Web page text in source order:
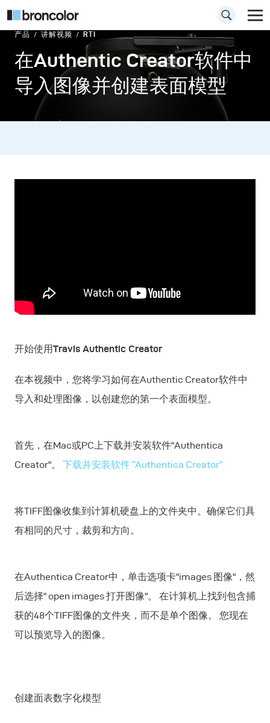
产品 讲解视频 RTI
在Authentic Creator软件中
导入图像并创建表面模型
开始使用Travis Authentic Creator
在本视频中，您将学习如何在Authentic Creator软件中
导入和处理图像，以创建您的第一个表面模型。
首先，在Mac或PC上下载并安装软件"Authentica
Creator"。 下载并安装软件 “Authentica Creator”
将TIFF图像收集到计算机硬盘上的文件夹中。确保它们具
有相同的尺寸，裁剪和方向。
在Authentica Creator中，单击选项卡"images 图像"，然
后选择" open images 打开图像"。 在计算机上找到包含捕
获的48个TIFF图像的文件夹，而不是单个图像。 您现在
可以预览导入的图像。
创建面表数字化模型